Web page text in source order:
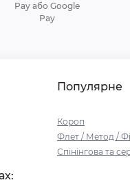
Pay або Google
Pay
Популярне
Короп
Флет / Метод /
Спінінгова та